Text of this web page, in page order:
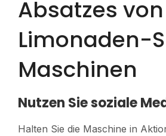
Absatzes von
Limonaden-
Maschinen
Nutzen Sie soziale
Halten Sie die Maschine in